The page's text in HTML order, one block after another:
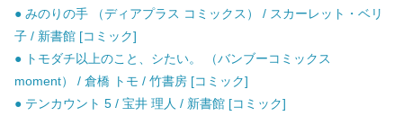
● みのりの手 （ディアプラス コミックス） / スカーレット・ベリ
子 / 新書館 [コミック]
● トモダチ以上のこと、シたい。 （バンブーコミックス
moment） / 倉橋 トモ / 竹書房 [コミック]
● テンカウント 5 / 宝井 理人 / 新書館 [コミック]